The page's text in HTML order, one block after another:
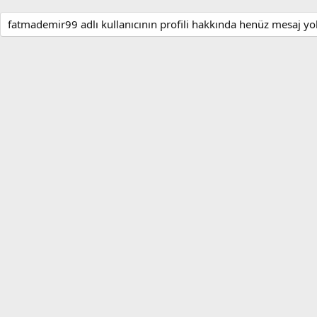
fatmademir99 adlı kullanıcının profili hakkında henüz mesaj